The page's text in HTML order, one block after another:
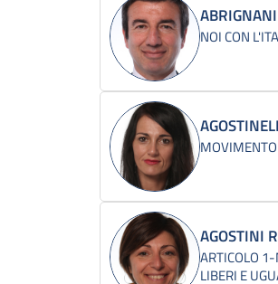
NOI CON
MOVIMENTO
AGOSTINI
ARTICOLO
LIBERI E